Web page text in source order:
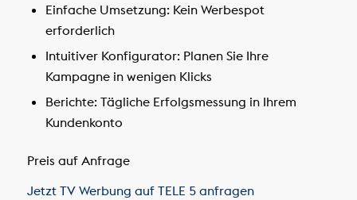
Einfache Umsetzung:Kein Werbespot
erforderlich
Intuitiver Konfigurator:Planen Sie Ihre
Kampagne in wenigen Klicks
Berichte:Tägliche Erfolgsmessung in Ihrem
Kundenkonto
Preis auf Anfrage
Jetzt TV Werbung auf TELE 5 anfragen